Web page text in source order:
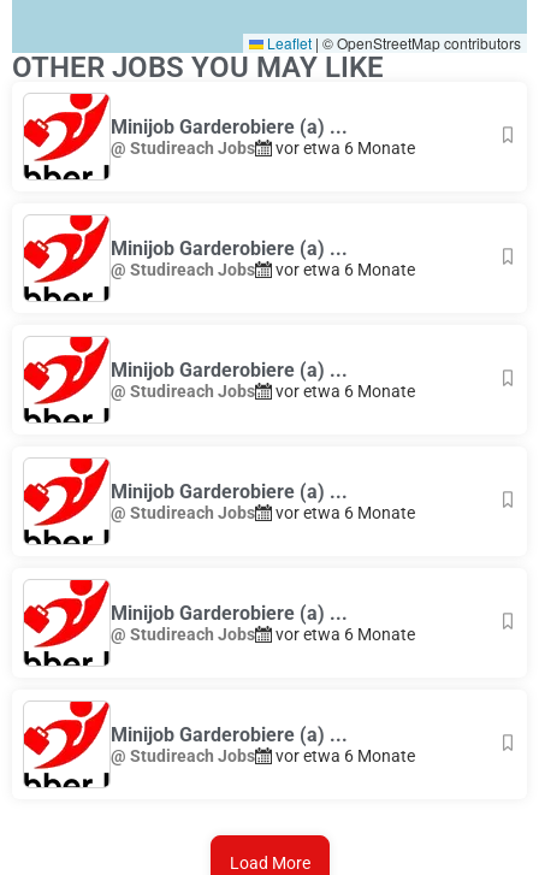
Leaflet | © OpenStreetMap contributors
OTHER JOBS YOU MAY LIKE
Minijob Garderobiere (a) ...
@ Studireach Jobs vor etwa 6 Monate
Minijob Garderobiere (a) ...
@ Studireach Jobs vor etwa 6 Monate
Minijob Garderobiere (a) ...
@ Studireach Jobs vor etwa 6 Monate
Minijob Garderobiere (a) ...
@ Studireach Jobs vor etwa 6 Monate
Minijob Garderobiere (a) ...
@ Studireach Jobs vor etwa 6 Monate
Minijob Garderobiere (a) ...
@ Studireach Jobs vor etwa 6 Monate
Load More